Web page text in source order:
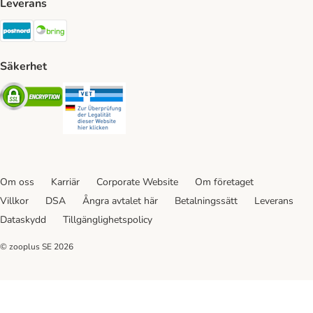
Leverans
Postnord Shipping Method
Säkerhet
Security
Om oss Karriär Corporate Website
Om företaget
Villkor
DSA Ångra avtalet här Betalningssätt
Leverans
Dataskydd
Tillgänglighetspolicy
© zooplus SE 2026